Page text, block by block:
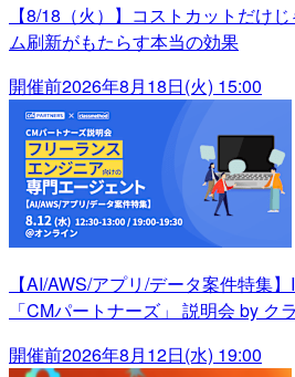
【8/18（火）】コストカットだけ
ム刷新がもたらす本当の効果
開催前2026年8月18日(火) 15:00
【AI/AWS/アプリ/データ案件特集
「CMパートナーズ」 説明会 by ク
開催前2026年8月12日(水) 19:00